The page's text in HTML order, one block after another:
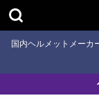
国内ヘルメットメーカ